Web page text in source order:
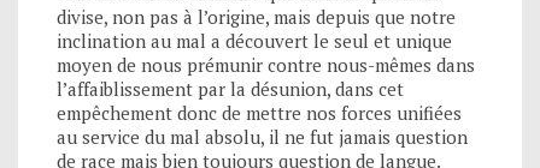
divise, non pas à l’origine, mais depuis que notre
inclination au mal a découvert le seul et unique
moyen de nous prémunir contre nous-mêmes dans
l’affaiblissement par la désunion, dans cet
empêchement donc de mettre nos forces unifiées
au service du mal absolu, il ne fut jamais question
de race mais bien toujours question de langue.